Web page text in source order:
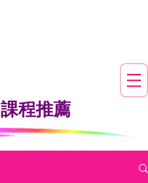
​課程推薦